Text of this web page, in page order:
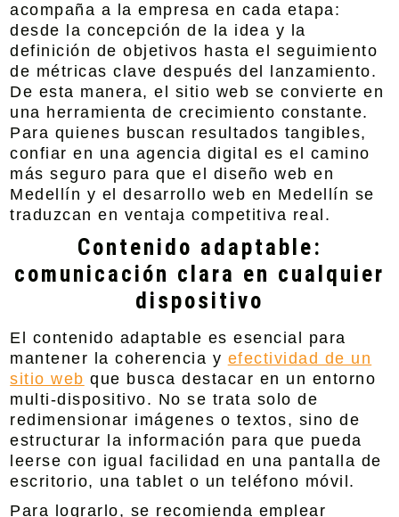
acompaña a la empresa en cada etapa:
desde la concepción de la idea y la
definición de objetivos hasta el seguimiento
de métricas clave después del lanzamiento.
De esta manera, el sitio web se convierte en
una herramienta de crecimiento constante.
Para quienes buscan resultados tangibles,
confiar en una agencia digital es el camino
más seguro para que el diseño web en
Medellín y el desarrollo web en Medellín se
traduzcan en ventaja competitiva real.
Contenido adaptable:
comunicación clara en cualquier
dispositivo
El contenido adaptable es esencial para
mantener la coherencia y efectividad de un
sitio web que busca destacar en un entorno
multi-dispositivo. No se trata solo de
redimensionar imágenes o textos, sino de
estructurar la información para que pueda
leerse con igual facilidad en una pantalla de
escritorio, una tablet o un teléfono móvil.
Para lograrlo, se recomienda emplear